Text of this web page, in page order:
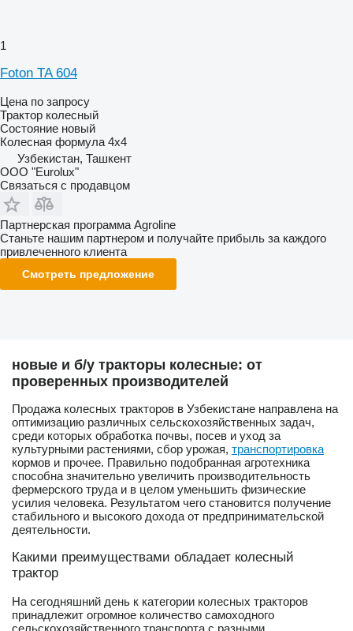
1
Foton TA 604
Цена по запросу
Трактор колесный
Состояние новый
Колесная формула 4x4
Узбекистан, Ташкент
ООО "Eurolux"
Связаться с продавцом
Партнерская программа Agroline
Станьте нашим партнером и получайте прибыль за каждого
привлеченного клиента
Смотреть предложение
новые и б/у тракторы колесные: от
проверенных производителей
Продажа колесных тракторов в Узбекистане направлена на
оптимизацию различных сельскохозяйственных задач,
среди которых обработка почвы, посев и уход за
культурными растениями, сбор урожая, транспортировка
кормов и прочее. Правильно подобранная агротехника
способна значительно увеличить производительность
фермерского труда и в целом уменьшить физические
усилия человека. Результатом чего становится получение
стабильного и высокого дохода от предпринимательской
деятельности.
Какими преимуществами обладает колесный
трактор
На сегодняшний день к категории колесных тракторов
принадлежит огромное количество самоходного
сельскохозяйственного транспорта с разными